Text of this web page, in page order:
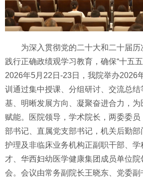
为深入贯彻党的二十大和二十届
践行正确政绩观学习教育，确保“十五五
2026年5月22日-23日，我院举办2026
训通过集中授课、分组研讨、交流总
基、明晰发展方向、凝聚奋进合力，
赋能。医院领导，学术院长，两委委
部书记、直属党支部书记，机关后勤部
护理及非临床业务机构正副职干部、学
才、华西妇幼医学健康集团成员单位
会。会议由常务副院长王晓东、党委